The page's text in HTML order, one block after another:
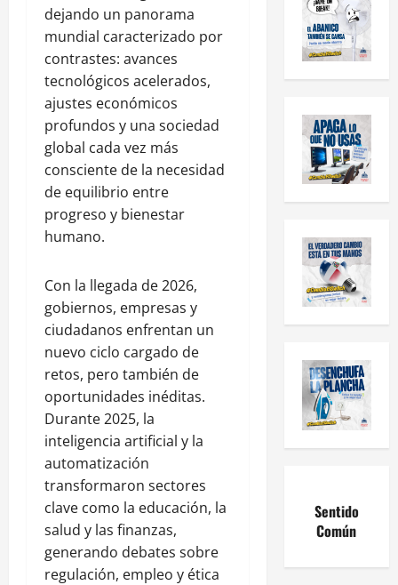
dejando un panorama
mundial caracterizado por
contrastes: avances
tecnológicos acelerados,
ajustes económicos
profundos y una sociedad
global cada vez más
consciente de la necesidad
de equilibrio entre
progreso y bienestar
humano.
Con la llegada de 2026,
gobiernos, empresas y
ciudadanos enfrentan un
nuevo ciclo cargado de
retos, pero también de
oportunidades inéditas.
Durante 2025, la
inteligencia artificial y la
automatización
transformaron sectores
clave como la educación, la
salud y las finanzas,
generando debates sobre
regulación, empleo y ética
Sentido
Común